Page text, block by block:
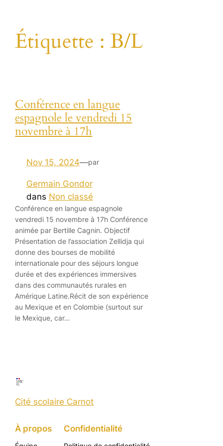
Étiquette :B/L
Conférence en langue
espagnole le vendredi 15
novembre à 17h
Nov 15, 2024—par
Germain Gondor
dans Non classé
Conférence en langue espagnole
vendredi 15 novembre à 17h Conférence
animée par Bertille Cagnin. Objectif
Présentation de l’association Zellidja qui
donne des bourses de mobilité
internationale pour des séjours longue
durée et des expériences immersives
dans des communautés rurales en
Amérique Latine.Récit de son expérience
au Mexique et en Colombie (surtout sur
le Mexique, car…
Cité scolaire Carnot
À propos Confidentialité